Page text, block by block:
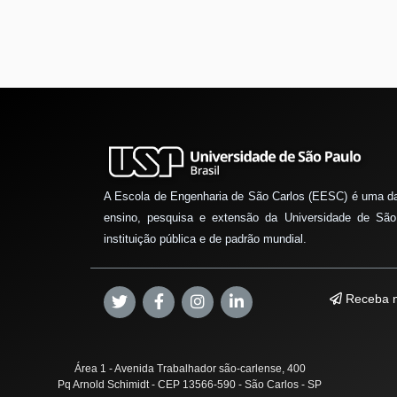
A Escola de Engenharia de São Carlos (EESC) é uma
ensino, pesquisa e extensão da Universidade de
instituição pública e de padrão mundial.
Receba
Área 1 - Avenida Trabalhador são-carlense, 400
Pq Arnold Schimidt - CEP 13566-590 - São Carlos - SP